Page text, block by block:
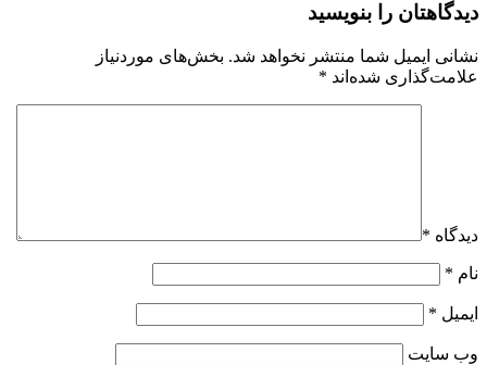
دیدگاهتان را بنویسید
نشانی ایمیل شما منتشر نخواهد شد. بخش‌های موردنیاز
علامت‌گذاری شده‌اند *
دیدگاه *
نام *
ایمیل *
وب‌ سایت